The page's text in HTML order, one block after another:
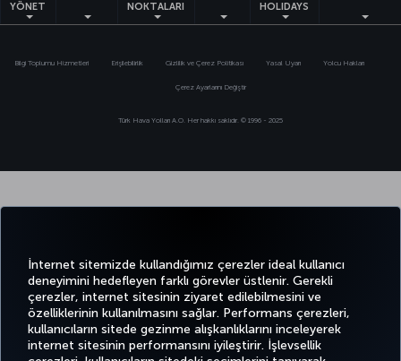
İnternet sitemizde kullandığımız çerezler ideal kullanıcı
deneyimini hedefleyen farklı görevler üstlenir. Gerekli
çerezler, internet sitesinin ziyaret edilebilmesini ve
özelliklerinin kullanılmasını sağlar. Performans çerezleri,
kullanıcıların sitede gezinme alışkanlıklarını inceleyerek
internet sitesinin performansını iyileştirir. İşlevsellik
YÖNET
NOKTALARI
HOLIDAYS
Bilgi Toplumu Hizmetleri Erişilebilirlik Gizlilik ve Çerez Politikası Yasal Uyarı Yolcu Hakları
Çerez Ayarlarını Değiştir
Türk Hava Yolları A.O. Her hakkı saklıdır. © 1996 - 2025